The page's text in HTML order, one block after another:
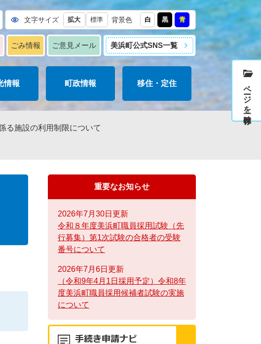
文字サイズ 拡大 標準 背景色 白 黒 青
ごみ情報 ご意見メール 美浜町公式SNS一覧
情報 町政情報 移住・定住
る施設の利用制限について
重要なお知らせ
2026年7月30日更新
令和８年度美浜町職員採用試験（先
行募集）第1次試験の合格者の受験
番号について
2026年7月6日更新
（令和9年4月1日採用予定）令和8年
度美浜町職員採用候補者試験の実施
について
ページを一時保存